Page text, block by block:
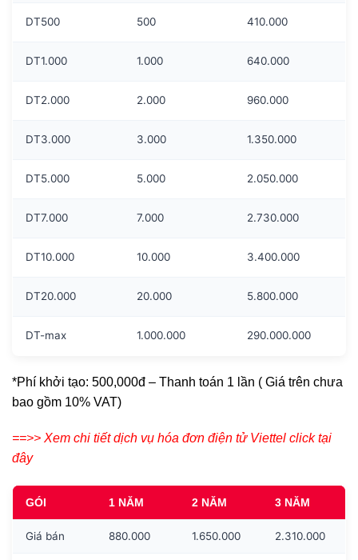
DT500 500 410.000
DT1.000 1.000 640.000
DT2.000 2.000 960.000
DT3.000 3.000 1.350.000
DT5.000 5.000 2.050.000
DT7.000 7.000 2.730.000
DT10.000 10.000 3.400.000
DT20.000 20.000 5.800.000
DT-max 1.000.000 290.000.000
*Phí khởi tạo: 500,000đ – Thanh toán 1 lần ( Giá trên chưa
bao gồm 10% VAT)
==>> Xem chi tiết dịch vụ hóa đơn điện tử Viettel click tại
đây
GÓI 1 NĂM 2 NĂM 3 NĂM
Giá bán 880.000 1.650.000 2.310.000